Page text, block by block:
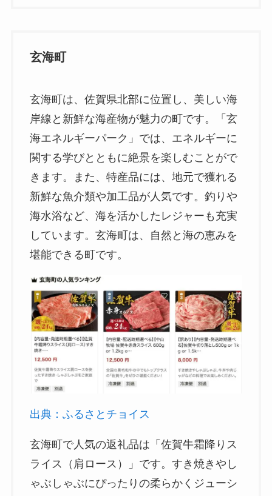
玄海町
玄海町は、佐賀県北部に位置し、美しい海
岸線と新鮮な海産物が魅力の町です。「玄
海エネルギーパーク」では、エネルギーに
関する学びとともに絶景を楽しむことがで
きます。また、特産品には、地元で獲れる
新鮮な魚介類や加工品が人気です。釣りや
海水浴など、海を活かしたレジャーも充実
しています。玄海町は、自然と海の恵みを
堪能できる町です。
出典：ふるさとチョイス
玄海町で人気の返礼品は「佐賀牛霜降りス
ライス（肩ロース）」です。すき焼きやし
ゃぶしゃぶにぴったりの柔らかくジューシ